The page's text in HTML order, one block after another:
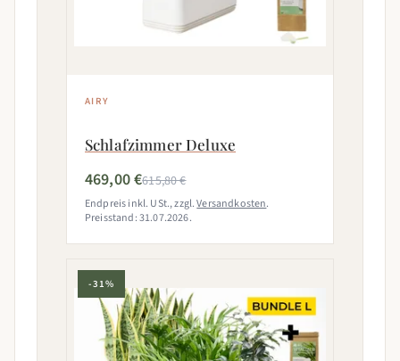
AIRY
Schlafzimmer Deluxe
469,00 €615,80 €
Endpreis inkl. USt., zzgl.Versandkosten.
Preisstand: 31.07.2026.
-31%